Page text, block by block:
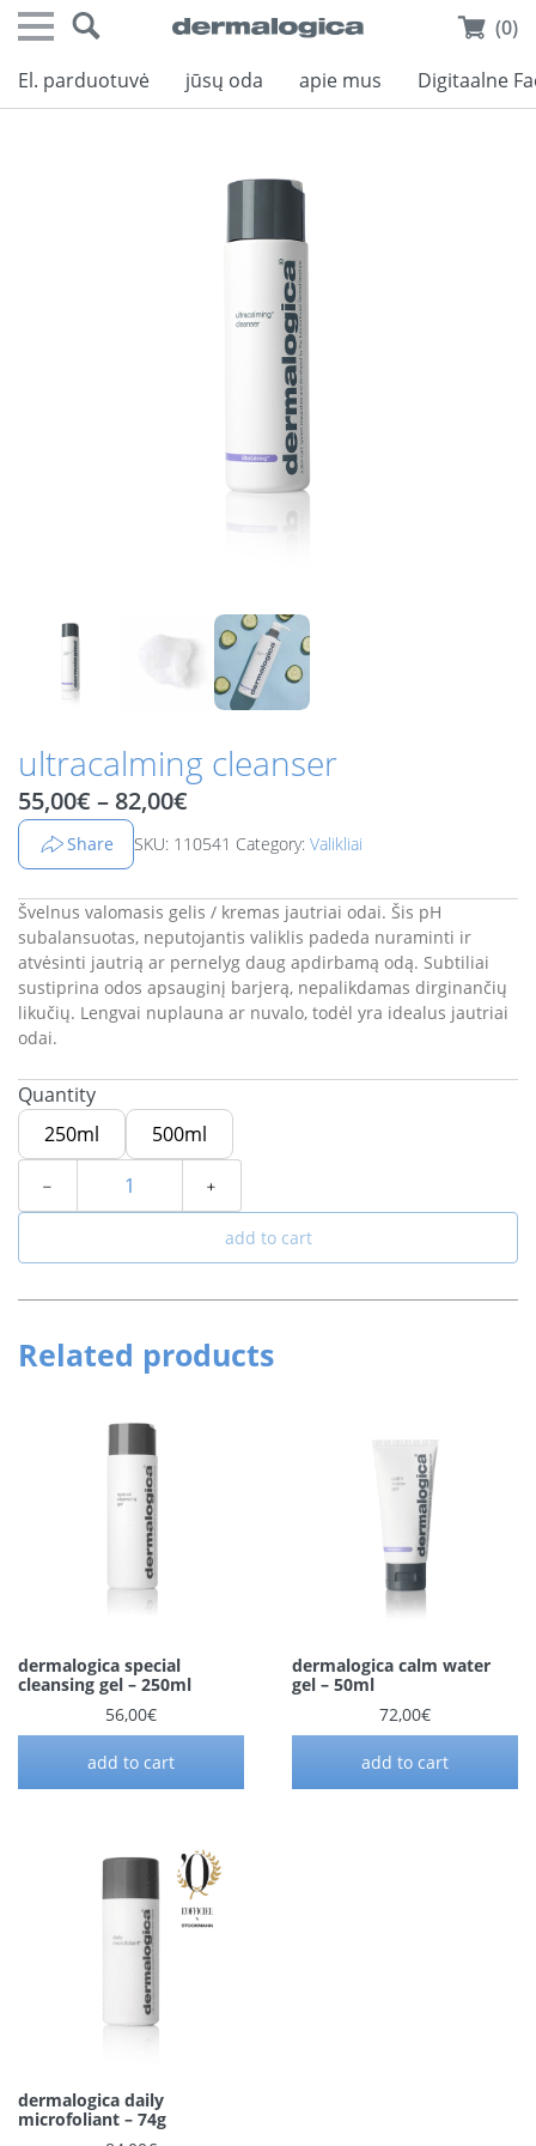
(0)
El. parduotuvė jūsų oda apie mus Digitaalne
ultracalming cleanser
55,00€ – 82,00€
Share SKU: 110541 Category: Valikliai
Švelnus valomasis gelis / kremas jautriai odai. Šis pH
subalansuotas, neputojantis valiklis padeda nuraminti ir
atvėsinti jautrią ar pernelyg daug apdirbamą odą. Subtiliai
sustiprina odos apsauginį barjerą, nepalikdamas dirginančių
likučių. Lengvai nuplauna ar nuvalo, todėl yra idealus jautriai
odai.
Quantity
250ml
500ml
﹣
﹢
add to cart
Related products
dermalogica special
cleansing gel – 250ml
56,00€
add to cart
dermalogica calm water
gel – 50ml
72,00€
add to cart
dermalogica daily
microfoliant – 74g